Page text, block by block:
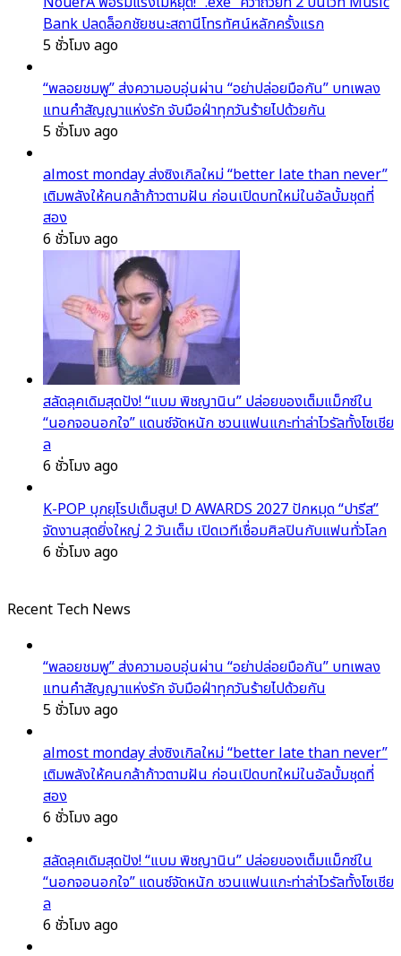
Bank ปลดล็อกชัยชนะสถานีโทรทัศน์หลักครั้งแรก
5 ชั่วโมง ago
“พลอยชมพู” ส่งความอบอุ่นผ่าน “อย่าปล่อยมือกัน” บทเพลง
แทนคำสัญญาแห่งรัก จับมือฝ่าทุกวันร้ายไปด้วยกัน
5 ชั่วโมง ago
almost monday ส่งซิงเกิลใหม่ “better late than never”
เติมพลังให้คนกล้าก้าวตามฝัน ก่อนเปิดบทใหม่ในอัลบั้มชุดที่
สอง
6 ชั่วโมง ago
สลัดลุคเดิมสุดปัง! “แบม พิชญานิน” ปล่อยของเต็มแม็กซ์ใน
“นอกจอนอกใจ” แดนซ์จัดหนัก ชวนแฟนแกะท่าล่าไวรัลทั้งโซเชีย
ล
6 ชั่วโมง ago
K-POP บุกยุโรปเต็มสูบ! D AWARDS 2027 ปักหมุด “ปารีส”
จัดงานสุดยิ่งใหญ่ 2 วันเต็ม เปิดเวทีเชื่อมศิลปินกับแฟนทั่วโลก
6 ชั่วโมง ago
Recent Tech News
“พลอยชมพู” ส่งความอบอุ่นผ่าน “อย่าปล่อยมือกัน” บทเพลง
แทนคำสัญญาแห่งรัก จับมือฝ่าทุกวันร้ายไปด้วยกัน
5 ชั่วโมง ago
almost monday ส่งซิงเกิลใหม่ “better late than never”
เติมพลังให้คนกล้าก้าวตามฝัน ก่อนเปิดบทใหม่ในอัลบั้มชุดที่
สอง
6 ชั่วโมง ago
สลัดลุคเดิมสุดปัง! “แบม พิชญานิน” ปล่อยของเต็มแม็กซ์ใน
“นอกจอนอกใจ” แดนซ์จัดหนัก ชวนแฟนแกะท่าล่าไวรัลทั้งโซเชีย
ล
6 ชั่วโมง ago